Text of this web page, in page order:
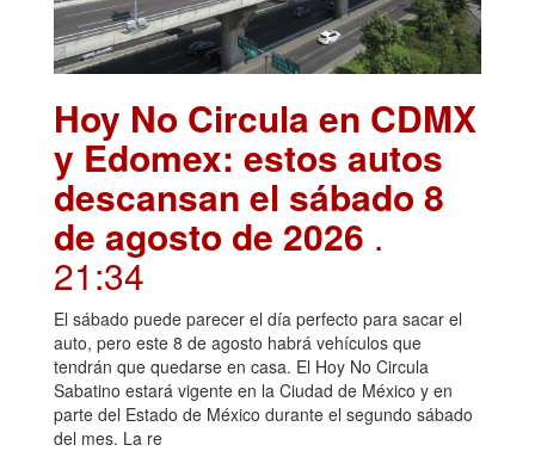
Hoy No Circula en CDMX
y Edomex: estos autos
descansan el sábado 8
de agosto de 2026 .
21:34
El sábado puede parecer el día perfecto para sacar el
auto, pero este 8 de agosto habrá vehículos que
tendrán que quedarse en casa. El Hoy No Circula
Sabatino estará vigente en la Ciudad de México y en
parte del Estado de México durante el segundo sábado
del mes. La re